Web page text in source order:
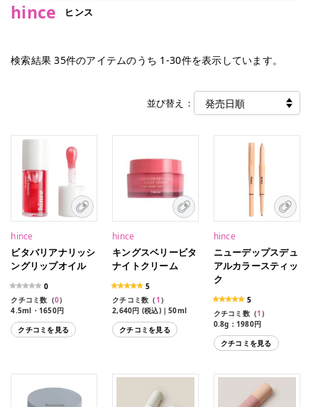
hince ヒンス
検索結果35件のアイテムのうち 1 -30件を表示しています。
並び替え：
hince
ビタバリアナリッシ
ングリップオイル
0
クチコミ数（0）
4.5ml・1650円
クチコミを見る
hince
キングスベリービタ
ナイトクリーム
5
クチコミ数（1 ）
2,640円 (税込)｜50ml
クチコミを見る
hince
ニューデップスデュ
アルカラースティッ
ク
5
クチコミ数（1 ）
0.8g：1980円
クチコミを見る